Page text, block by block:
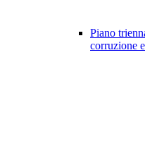
Piano
corruzione